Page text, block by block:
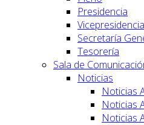
Presidencia
Secretaría
Tesorería
Sala de
Noticias
Noticias
Noticias
Noticias